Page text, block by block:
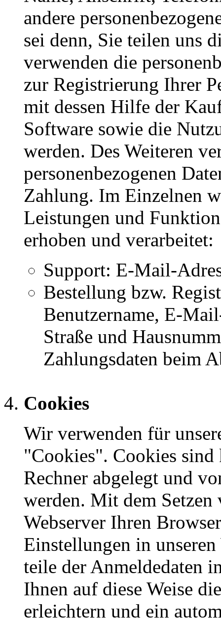
andere
sei denn, Sie teilen uns
verwenden die
zur Registrierung Ihrer
mit dessen Hilfe der
Software sowie die
werden. Des Weiteren
personenbezogenen
Zahlung. Im Einzelnen
Leistungen und
erhoben und verarbeitet:
Support: E-Mail-
Bestellung bzw.
Benutzername, E-
Straße und
Zahlungsdaten beim
Cookies
Wir verwenden für
"Cookies". Cookies sind
Rechner abgelegt und
werden. Mit dem
Webserver Ihren
Einstellungen in
teile der Anmeldedaten
Ihnen auf diese Weise
erleichtern und ein